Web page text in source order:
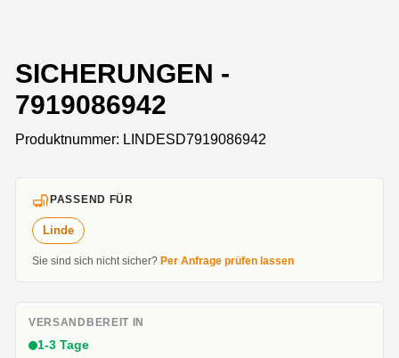
SICHERUNGEN -
7919086942
Produktnummer: LINDESD7919086942
PASSEND FÜR
Linde
Sie sind sich nicht sicher? Per Anfrage prüfen lassen
VERSANDBEREIT IN
1-3 Tage